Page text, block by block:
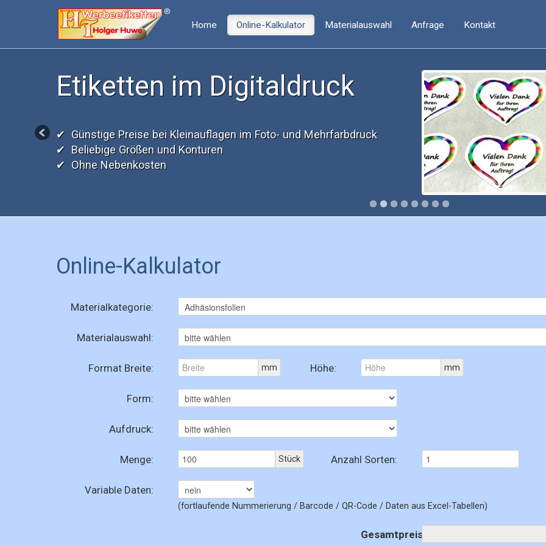
Home Online-Kalkulator Materialauswahl Anfrage Kontakt
Etiketten im Digitaldruck
✔ Günstige Preise bei Kleinauflagen im Foto- und Mehrfarbdruck
✔ Beliebige Größen und Konturen
✔ Ohne Nebenkosten
Online-Kalkulator
Materialkategorie:
Materialauswahl:
Format Breite: mm Höhe: mm
Form:
Aufdruck:
Menge: Stück Anzahl Sorten:
Variable Daten:
(fortlaufende Nummerierung / Barcode / QR-Code / Daten aus Excel-Tabellen)
Gesamtpreis: